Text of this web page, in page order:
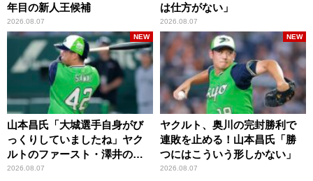
年目の新人王候補
2026.08.07
は仕方がない」
2026.08.07
山本昌氏「大城選手自身がび
っくりしていましたね」ヤク
ルトのファースト・澤井の判
断を評価
2026.08.07
NEW
ヤクルト、奥川の完封勝利で
連敗を止める！山本昌氏「勝
つにはこういう形しかない」
2026.08.07
NEW